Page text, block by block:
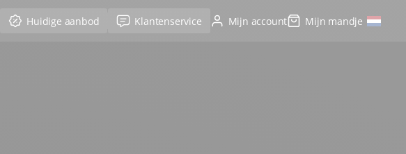
Huidige aanbod Klantenservice Mijn account Mijn mandje